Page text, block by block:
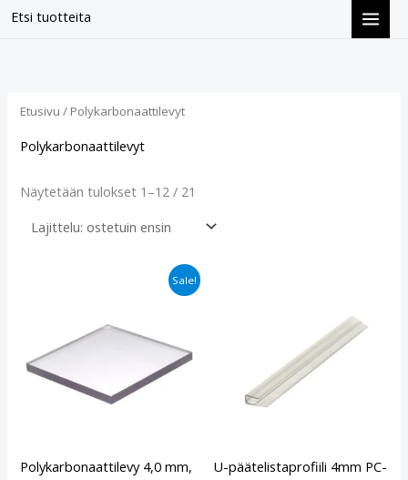
Etsi tuotteita
Siirry
Etusivu / Polykarbonaattilevyt
Polykarbonaattilevyt
Näytetään tulokset 1–12 / 21
Sale!
Polykarbonaattilevy 4,0 mm,
€47.90.
U-päätelistaprofiili 4mm PC-